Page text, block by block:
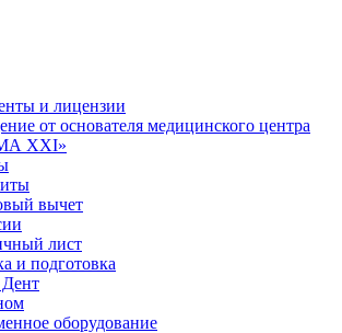
и лицензии
от основателя медицинского центра
ХХI»
вычет
лист
и подготовка
оборудование